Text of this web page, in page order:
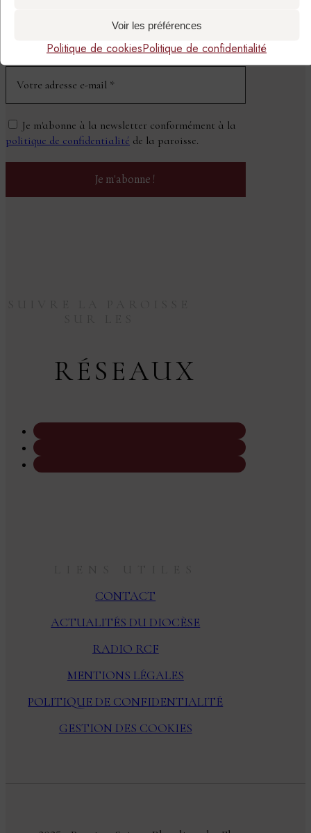
Voir les préférences
Politique de cookiesPolitique de confidentialité
NEWSLETTER
Je m'abonne à la newsletter conformément à la
politique de confidentialité de la paroisse.
RÉSEAUX
CONTACT
ACTUALITÉS DU DIOCÈSE
RADIO RCF
MENTIONS LÉGALES
POLITIQUE DE CONFIDENTIALITÉ
GESTION DES COOKIES